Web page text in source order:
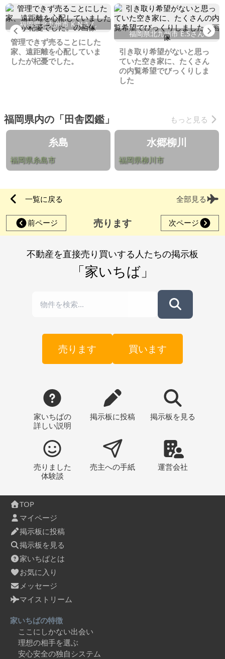
Previous
福岡県北九州市 K.Nさん
管理できず売ることにした
家、遠距離を心配していま
したが杞憂でした。
福岡県北九州市 E.Sさん
引き取り希望がないと思っ
ていた空き家に、たくさん
の内覧希望でびっくりしま
した
福岡県内の「田舎図鑑」 もっと見る
糸島
福岡県糸島市
水郷柳川
福岡県柳川市
一覧に戻る 全部見る
前ページ 売ります 次ページ
不動産を直接売り買いする人たちの掲示板
「家いちば」
売ります 買います
家いちばの
詳しい説明
掲示板に投稿 掲示板 を見る
売りました
体験談
売主への手紙 運営会社
TOP
マイページ
掲示板に投稿
掲示板を見る
家いちばとは
お気に入り
メッセージ
マイストリーム
家いちばの特徴
ここにしかない出会い
理想の相手を選ぶ
安心安全の独自システム